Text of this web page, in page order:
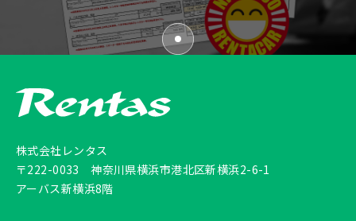
株式会社レンタス
〒222-0033神奈川県横浜市港北区新横浜2-6-1
アーバス新横浜8階